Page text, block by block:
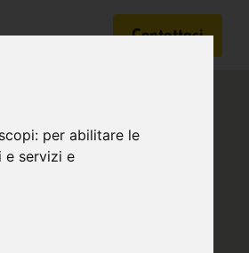
per abilitare le
e servizi e
Contattaci